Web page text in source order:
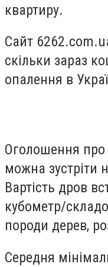
квартиру.
Сайт
скільки зараз
опалення в
Оголошення про
можна зустріти
Вартість дров
кубометр/
породи дерев,
Середня